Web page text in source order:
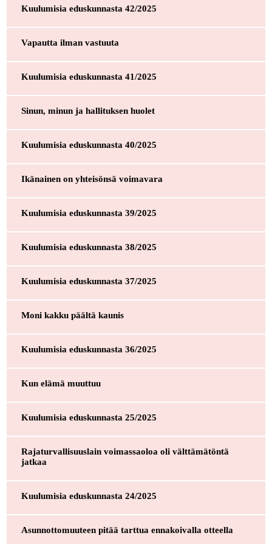
Kuulumisia eduskunnasta 42/2025
Vapautta ilman vastuuta
Kuulumisia eduskunnasta 41/2025
Sinun, minun ja hallituksen huolet
Kuulumisia eduskunnasta 40/2025
Ikänainen on yhteisönsä voimavara
Kuulumisia eduskunnasta 39/2025
Kuulumisia eduskunnasta 38/2025
Kuulumisia eduskunnasta 37/2025
Moni kakku päältä kaunis
Kuulumisia eduskunnasta 36/2025
Kun elämä muuttuu
Kuulumisia eduskunnasta 25/2025
Rajaturvallisuuslain voimassaoloa oli välttämätöntä
jatkaa
Kuulumisia eduskunnasta 24/2025
Asunnottomuuteen pitää tarttua ennakoivalla otteella